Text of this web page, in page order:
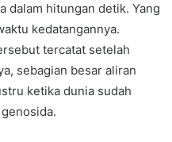
dalam hitungan detik. Yang
kedatangannya.
tercatat setelah
sebagian besar aliran
ketika dunia sudah